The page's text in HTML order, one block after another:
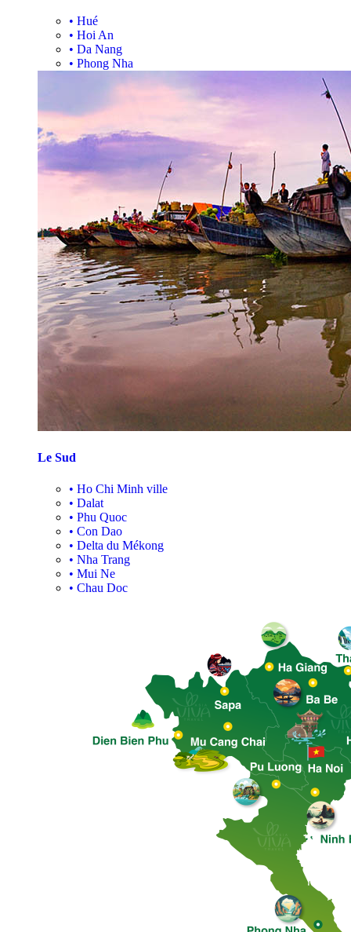
• Hué
• Hoi An
• Da Nang
• Phong Nha
Le Sud
• Ho Chi Minh ville
• Dalat
• Phu Quoc
• Con Dao
• Delta du Mékong
• Nha Trang
• Mui Ne
• Chau Doc